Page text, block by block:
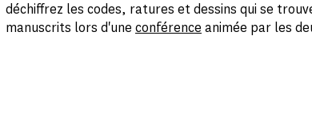
déchiffrez les codes, ratures et dessins qui se
manuscrits lors d'une conférence animée par les